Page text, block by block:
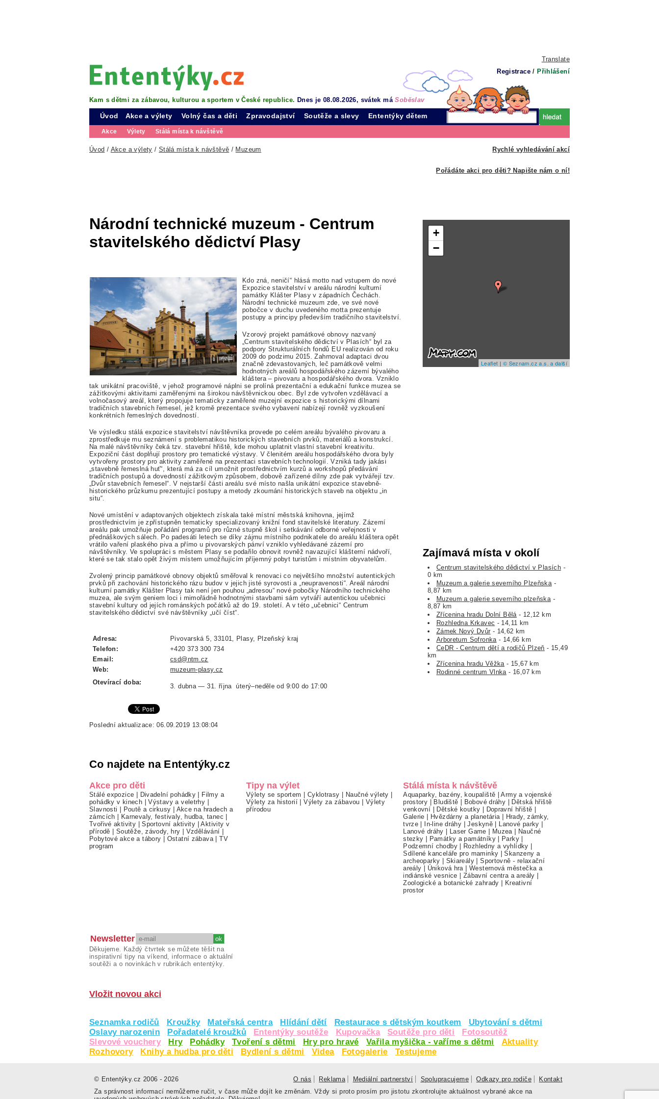
Translate
Registrace / Přihlášení
Kam s dětmi za zábavou, kulturou a sportem v České republice. Dnes je 08.08.2026, svátek máSoběslav
Úvod Akce a výlety
Akce Výlety Stálá místa k návštěvě
Volný čas a děti Zpravodajství Soutěže a slevy Ententýky dětem
Rychlé vyhledávání akcí
Úvod / Akce a výlety / Stálá místa k návštěvě / Muzeum
Pořádáte akci pro děti? Napište nám o ní!
Národní technické muzeum - Centrum
stavitelského dědictví Plasy
Kdo zná, neničí“ hlásá motto nad vstupem do nové
Expozice stavitelství v areálu národní kulturní
památky Klášter Plasy v západních Čechách.
Národní technické muzeum zde, ve své nové
pobočce v duchu uvedeného motta prezentuje
postupy a principy především tradičního stavitelství.
Vzorový projekt památkové obnovy nazvaný
„Centrum stavitelského dědictví v Plasích“ byl za
podpory Strukturálních fondů EU realizován od roku
2009 do podzimu 2015. Zahrnoval adaptaci dvou
značně zdevastovaných, leč památkově velmi
hodnotných areálů hospodářského zázemí bývalého
kláštera – pivovaru a hospodářského dvora. Vzniklo
tak unikátní pracoviště, v jehož programové náplni se prolíná prezentační a edukační funkce muzea se
zážitkovými aktivitami zaměřenými na širokou návštěvnickou obec. Byl zde vytvořen vzdělávací a
volnočasový areál, který propojuje tematicky zaměřené muzejní expozice s historickými dílnami
tradičních stavebních řemesel, jež kromě prezentace svého vybavení nabízejí rovněž vyzkoušení
konkrétních řemeslných dovedností.
Ve výsledku stálá expozice stavitelství návštěvníka provede po celém areálu bývalého pivovaru a
zprostředkuje mu seznámení s problematikou historických stavebních prvků, materiálů a konstrukcí.
Na malé návštěvníky čeká tzv. stavební hřiště, kde mohou uplatnit vlastní stavební kreativitu.
Expoziční část doplňují prostory pro tematické výstavy. V členitém areálu hospodářského dvora byly
vytvořeny prostory pro aktivity zaměřené na prezentaci stavebních technologií. Vzniká tady jakási
„stavebně řemeslná huť“, která má za cíl umožnit prostřednictvím kurzů a workshopů předávání
tradičních postupů a dovedností zážitkovým způsobem, dobově zařízené dílny zde pak vytvářejí tzv.
„Dvůr stavebních řemesel“. V nejstarší části areálu své místo našla unikátní expozice stavebně-
historického průzkumu prezentující postupy a metody zkoumání historických staveb na objektu „in
situ“.
Nové umístění v adaptovaných objektech získala také místní městská knihovna, jejímž
prostřednictvím je zpřístupněn tematicky specializovaný knižní fond stavitelské literatury. Zázemí
areálu pak umožňuje pořádání programů pro různé stupně škol i setkávání odborné veřejnosti v
přednáškových sálech. Po padesáti letech se díky zájmu místního podnikatele do areálu kláštera opět
vrátilo vaření plaského piva a přímo u pivovarských pánví vzniklo vyhledávané zázemí pro
návštěvníky. Ve spolupráci s městem Plasy se podařilo obnovit rovněž navazující klášterní nádvoří,
které se tak stalo opět živým místem umožňujícím příjemný pobyt turistům i místním obyvatelům.
Zvolený princip památkové obnovy objektů směřoval k renovaci co největšího množství autentických
prvků při zachování historického rázu budov v jejich jisté syrovosti a „neupravenosti“. Areál národní
kulturní památky Klášter Plasy tak není jen pouhou „adresou“ nové pobočky Národního technického
muzea, ale svým geniem loci i mimořádně hodnotnými stavbami sám vytváří autentickou učebnici
stavební kultury od jejích románských počátků až do 19. století. A v této „učebnici“ Centrum
stavitelského dědictví své návštěvníky „učí číst“.
Adresa:
Pivovarská 5, 33101, Plasy, Plzeňský kraj
Telefon:
+420 373 300 734
Email:
csd@ntm.cz
Web:
muzeum-plasy.cz
Otevírací doba:
3. dubna — 31. října úterý–neděle od 9:00 do 17:00
Poslední aktualizace: 06.09.2019 13:08:04
+
−
Leaflet | © Seznam.cz a.s. a další
Zajímavá místa v okolí
Centrum stavitelského dědictví v Plasích -
0 km
Muzeum a galerie severního Plzeňska-
8,87 km
Muzeum a galerie severního plzeňska-
8,87 km
Zřícenina hradu Dolní Bělá- 12,12 km
Rozhledna Krkavec - 14,11 km
Zámek Nový Dvůr - 14,62 km
Arboretum Sofronka- 14,66 km
CeDR - Centrum dětí a rodičů Plzeň - 15,49
km
Zřícenina hradu Věžka- 15,67 km
Rodinné centrum Vlnka- 16,07 km
Co najdete na Ententýky.cz
Akce pro děti
Stálé expozice Divadelní pohádky
Filmy a
pohádky v kinech |Výstavy a veletrhy
Slavnosti
Poutě a cirkusy
Akce na hradech a
zámcích
Karnevaly, festivaly, hudba, tanec
Tvořivé aktivity |Sportovní aktivity |Aktivity v
přírodě
Soutěže, závody, hry Vzdělávání
Pobytové akce a tábory
Ostatní zábava|TV
program
Tipy na výlet
Výlety se sportem Cyklotrasy Naučné výlety
Výlety za historií |Výlety za zábavou
Výlety
přírodou
Stálá místa k návštěvě
Aquaparky, bazény, koupaliště |Army a vojenské
prostory
Bludiště Bobové dráhy
Dětská hřiště
venkovní
Dětské koutky Dopravní hřiště
Galerie
Hvězdárny a planetária|
Hrady, zámky,
tvrze
In-line dráhy |Jeskyně Lanové parky
Lanové dráhy
Laser Game Muzea|
Naučné
stezky
Památky a památníky| Parky
Podzemní chodby| Rozhledny a vyhlídky
Sdílené kanceláře pro maminky |Skanzeny a
archeoparky
Skiareály |Sportovně - relaxační
areály
Úniková hra|Westernová městečka a
indiánské vesnice
Zábavní centra a areály
Zoologické a botanické zahrady
Kreativní
prostor
Newsletter
Děkujeme. Každý čtvrtek se můžete těšit na
inspirativní tipy na víkend, informace o aktuální
soutěži a o novinkách v rubrikách ententýky.
Vložit novou akci
Seznamka rodičů Kroužky Mateřská centra Hlídání dětí Restaurace s dětským koutkem
Ubytování s dětmi
Oslavy narozenin
Pořadatelé kroužků Ententýky soutěže Kupovačka Soutěže pro děti
Fotosoutěž
Slevové vouchery
Hry Pohádky Tvoření s dětmi Hry pro hravé Vařila myšička - vaříme s dětmi
Aktuality
Rozhovory
Knihy a hudba pro děti Bydlení s dětmi Videa Fotogalerie Testujeme
O nás Reklama Mediální partnerství Spolupracujeme Odkazy pro rodiče Kontakt
© Ententýky.cz 2006 - 2026
Za správnost informací nemůžeme ručit, v čase může dojít ke změnám. Vždy si proto prosím pro jistotu zkontrolujte aktuálnost vybrané akce na